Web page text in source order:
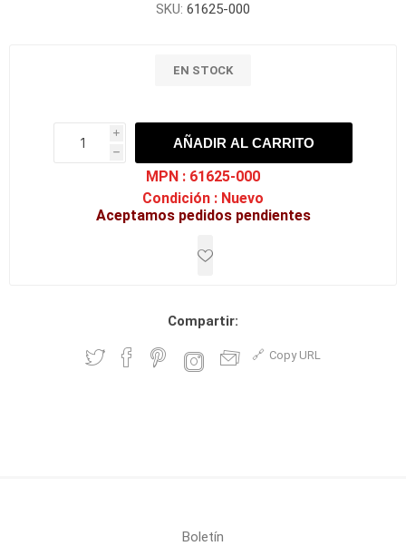
SKU: 61625-000
EN STOCK
i
h
h
AÑADIR AL CARRITO
MPN : 61625-000
Condición : Nuevo
Aceptamos pedidos pendientes
Compartir:
Copy URL
Boletín